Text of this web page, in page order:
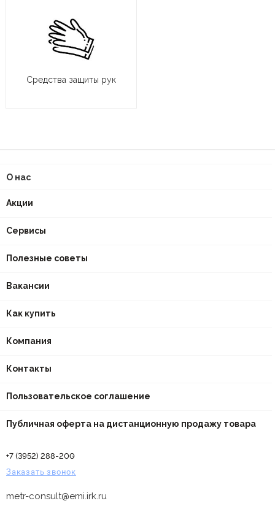
Средства защиты рук
О нас
Акции
Сервисы
Полезные советы
Вакансии
Как купить
Компания
Контакты
Пользовательское соглашение
Публичная оферта на дистанционную продажу товара
+7 (3952) 288-200
Заказать звонок
metr-consult@emi.irk.ru